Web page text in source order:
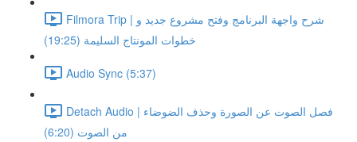
Filmora Trip | شرح واجهة البرنامج وفتح مشروع جديد و
خطوات المونتاج السليمة (19:25)
Audio Sync (5:37)
Detach Audio | فصل الصوت عن الصورة وحذف الضوضاء
من الصوت (6:20)